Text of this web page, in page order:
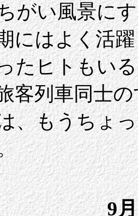
がい風景に
にはよく活
たヒトもい
客列車同士
、もうちょ
9